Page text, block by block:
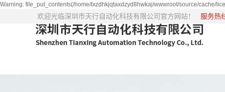
Warning: file_put_contents(/home/txzdhkjqtaxdzyd8hwkaj/wwwroot/source/cache/
欢迎光临深圳市天行自动化科技有限公司官方网站！ 服务热